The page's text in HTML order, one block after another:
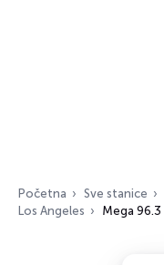
Početna Sve stanice
Los Angeles
Mega 96.3